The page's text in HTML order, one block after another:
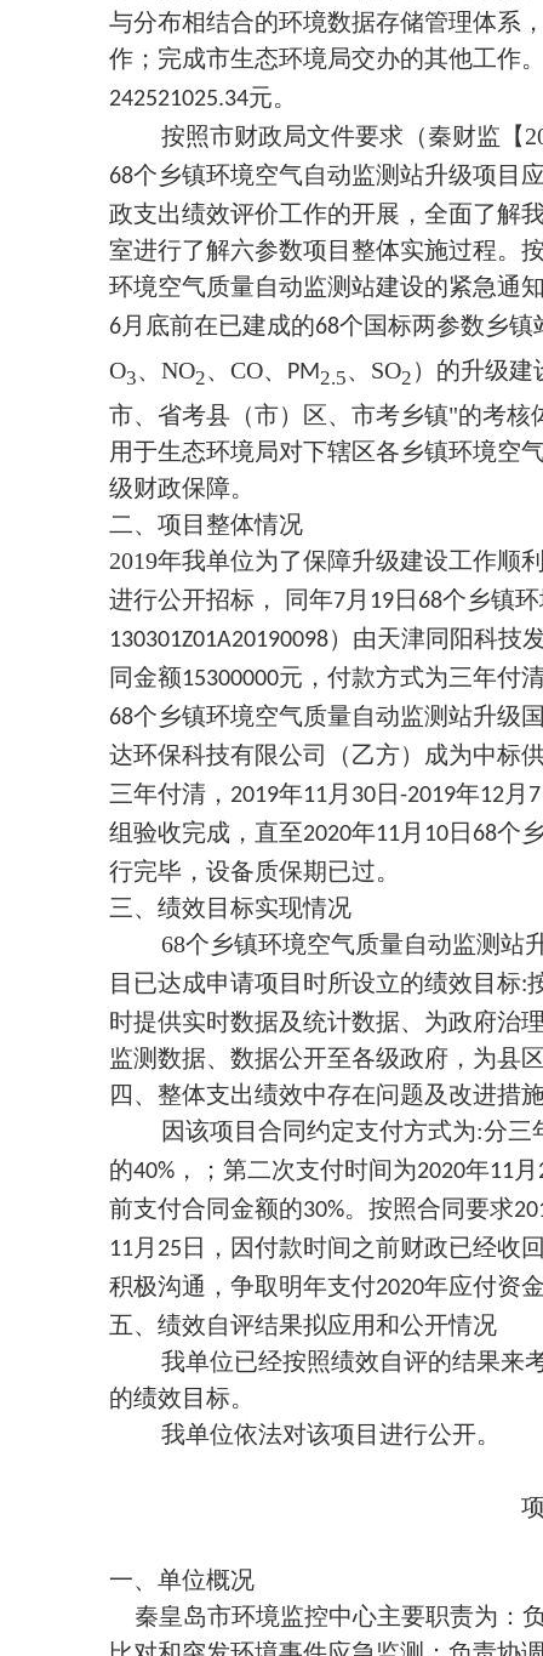
与分布相结合的环境数据存储管理体系
作；完成市生态环境局交办的其他工作
242521025.34元。
按照市财政局文件要求（秦财监【
68个乡镇环境空气自动监测站升级项目
政支出绩效评价工作的开展，全面了解
室进行了解六参数项目整体实施过程。
环境空气质量自动监测站建设的紧急通
6 月底前在已建成的68个国标两参数乡镇
O3、 NO2、 CO、 PM2.5、 SO2 ）的升级
市、省考县（市）区、市考乡镇"的考
用于生态环境局对下辖区各乡镇环境空
级财政保障。
二、项目整体情况
2019年我单位为了保障升级建设工作顺
进行公开招标， 同年7 月 19 日 68个乡镇
130301Z01A20190098）由天津同阳科技
同金额15300000元，付款方式为三年付
68个乡镇环境空气质量自动监测站升级
达环保科技有限公司（乙方）成为中标
三年付清， 2019年11 月 30 日 -2019年12 月 7
组验收完成，直至2020年11 月 10 日 68个
行完毕，设备质保期已过。
三、绩效目标实现情况
68个乡镇环境空气质量自动监测站
目已达成申请项目时所设立的绩效目标:
时提供实时数据及统计数据、为政府治
监测数据、数据公开至各级政府，为县
四、整体支出绩效中存在问题及改进措
因该项目合同约定支付方式为:分三
的40% ，；第二次支付时间为2020年11 月
前支付合同金额的30%。按照合同要求
11 月 25 日，因付款时间之前财政已经收
积极沟通，争取明年支付2020年应付资
五、绩效自评结果拟应用和公开情况
我单位已经按照绩效自评的结果来
的绩效目标。
我单位依法对该项目进行公开。
一、单位概况
秦皇岛市环境监控中心主要职责为：